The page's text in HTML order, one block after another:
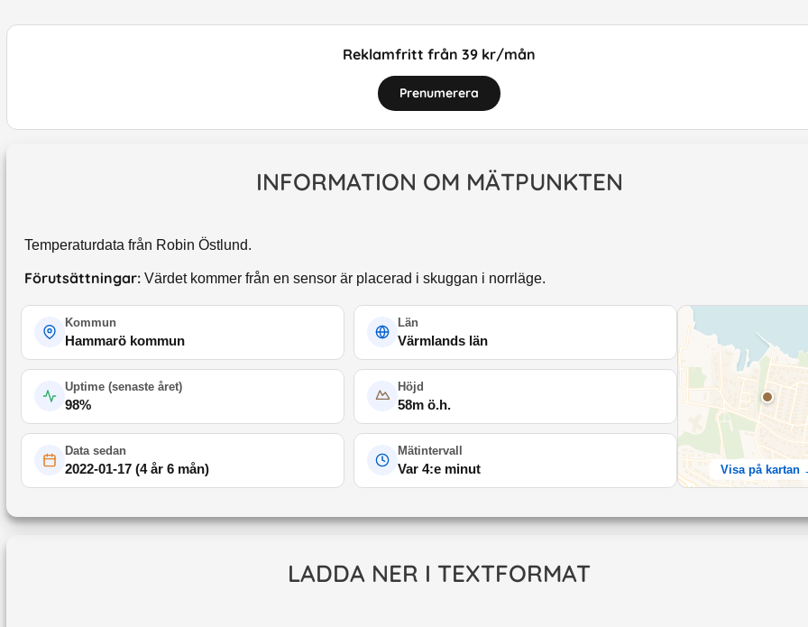
Reklamfritt från 39 kr/mån
Prenumerera
INFORMATION OM MÄTPUNKTEN
Temperaturdata från Robin Östlund.
Förutsättningar: Värdet kommer från en sensor är placerad i skuggan i norrläge.
Kommun
Hammarö kommun
Län
Värmlands län
Uptime (senaste året)
98%
Höjd
58m ö.h.
Data sedan
2022-01-17 (4 år 6 mån)
Mätintervall
Var 4:e minut Visa på kartan
LADDA NER I TEXTFORMAT